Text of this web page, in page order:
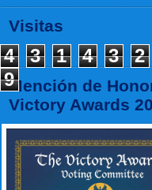
Visitas
4 3 1 4 3
2
9Mención de
Victory Awards